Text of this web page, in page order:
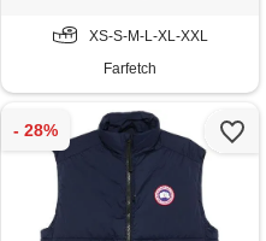
XS-S-M-L-XL-XXL
Farfetch